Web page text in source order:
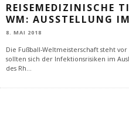
REISEMEDIZINISCHE
M: AUSSTELLUNG IM
8. MAI 2018
Die Fußball-Weltmeisterschaft steht
sollten sich der Infektionsrisiken im
des Rh